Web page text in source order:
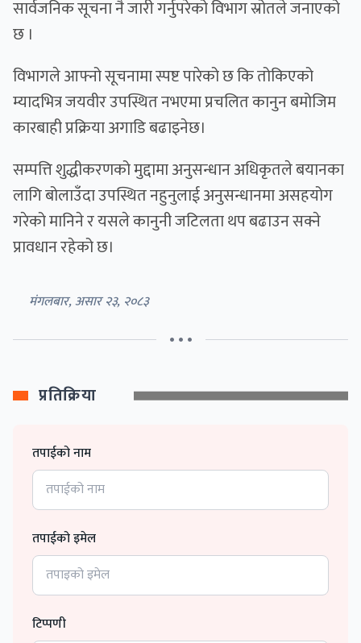
सार्वजनिक सूचना नै जारी गर्नुपरेको विभाग स्रोतले जनाएको
छ ।
विभागले आफ्नो सूचनामा स्पष्ट पारेको छ कि तोकिएको
म्यादभित्र जयवीर उपस्थित नभएमा प्रचलित कानुन बमोजिम
कारबाही प्रक्रिया अगाडि बढाइनेछ।
सम्पत्ति शुद्धीकरणको मुद्दामा अनुसन्धान अधिकृतले बयानका
लागि बोलाउँदा उपस्थित नहुनुलाई अनुसन्धानमा असहयोग
गरेको मानिने र यसले कानुनी जटिलता थप बढाउन सक्ने
प्रावधान रहेको छ।
मंगलबार, असार २३, २०८३
• • •
प्रतिक्रिया
तपाईको नाम
तपाईको इमेल
टिप्पणी